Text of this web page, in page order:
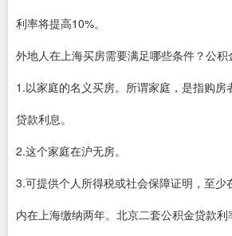
利率将提高10%。
外地人在上海买房需要满足哪些条件？公积
1.以家庭的名义买房。所谓家庭，是指购房
贷款利息。
2.这个家庭在沪无房。
3.可提供个人所得税或社会保障证明，至少
内在上海缴纳两年。北京二套公积金贷款利